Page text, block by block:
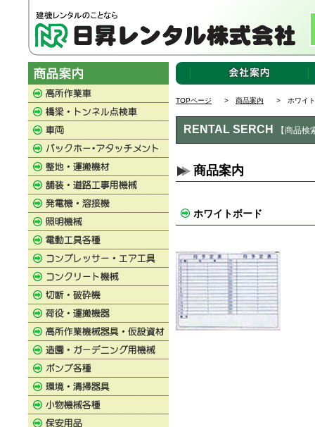
TOPページ > 商品案内 > ホワイト
RENTAL SERCH 【商品検
商品案内
ホワイトボード